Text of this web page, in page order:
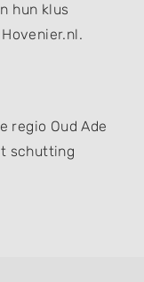
hun klus
regio Oud Ade
schutting